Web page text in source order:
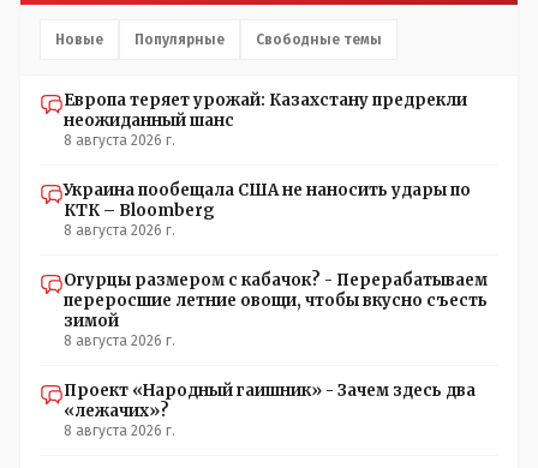
называете зависимостью, то у меня другое
Новые Популярные Свободные темы
Европа теряет урожай: Казахстану предрекли
неожиданный шанс
8 августа 2026 г.
Украина пообещала США не наносить удары по
КТК – Bloomberg
8 августа 2026 г.
Огурцы размером с кабачок? - Перерабатываем
переросшие летние овощи, чтобы вкусно съесть
зимой
8 августа 2026 г.
Проект «Народный гаишник» - Зачем здесь два
«лежачих»?
8 августа 2026 г.